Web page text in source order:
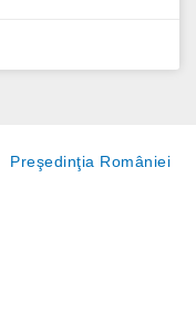
Preşedinţia României